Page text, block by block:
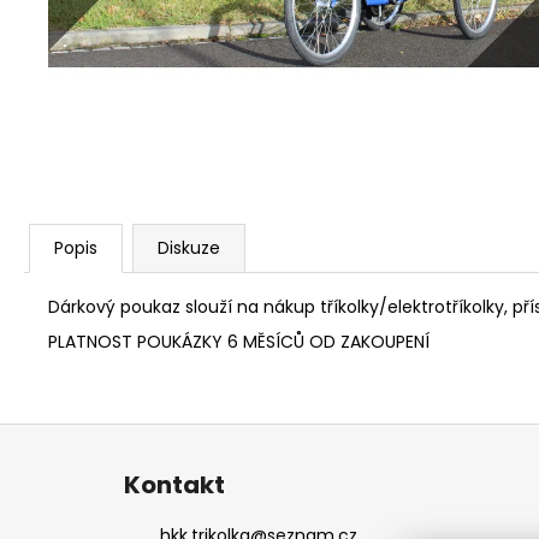
Popis Diskuze
Dárkový poukaz slouží na nákup tříkolky/elektrotříkolky,
PLATNOST POUKÁZKY 6 MĚSÍCŮ OD ZAKOUPENÍ
Z
Kontakt